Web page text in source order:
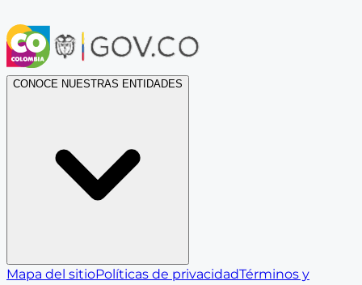
CONOCE NUESTRAS ENTIDADES
Mapa del sitioPolíticas de privacidadTérminos y